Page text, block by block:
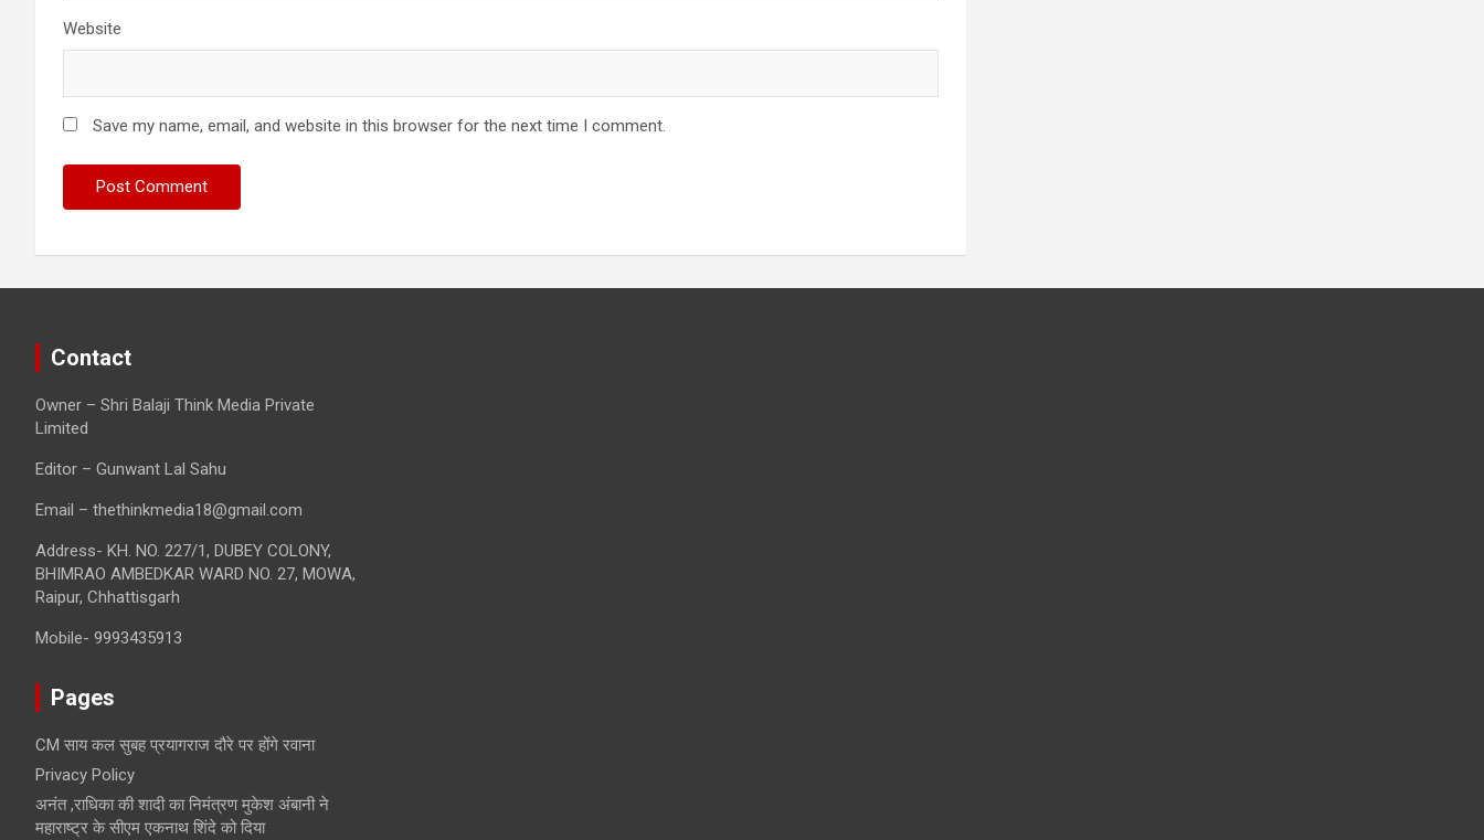
Website
Save my name, email, and website in this browser for the next time I comment.
Contact
Owner – Shri Balaji Think Media Private
Limited
Editor – Gunwant Lal Sahu
Email – thethinkmedia18@gmail.com
Address- KH. NO. 227/1, DUBEY COLONY,
BHIMRAO AMBEDKAR WARD NO. 27, MOWA,
Raipur, Chhattisgarh
Mobile- 9993435913
Pages
CM साय कल सुबह प्रयागराज दौरे पर होंगे रवाना
Privacy Policy
अनंत ,राधिका की शादी का निमंत्रण मुकेश अंबानी ने
महाराष्ट्र के सीएम एकनाथ शिंदे को दिया